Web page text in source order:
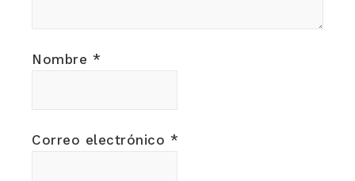
Nombre *
Correo electrónico *